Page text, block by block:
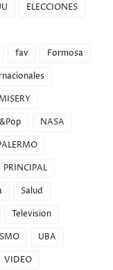
ELECCIONES
fav
Formosa
MISERY
NASA
PRINCIPAL
Salud
Television
UBA
VIDEO